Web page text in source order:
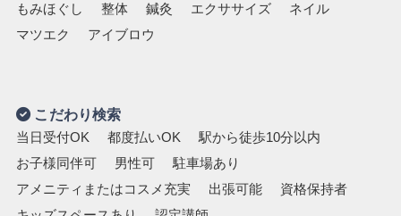
もみほぐし
整体 鍼灸 エクササイズ
ネイル
マツエク
アイブロウ
こだわり検索
当日受付OK 都度払いOK
駅から徒歩10分以内
お子様同伴可
男性可
駐車場あり
アメニティまたはコスメ充実
出張可能
資格保持者